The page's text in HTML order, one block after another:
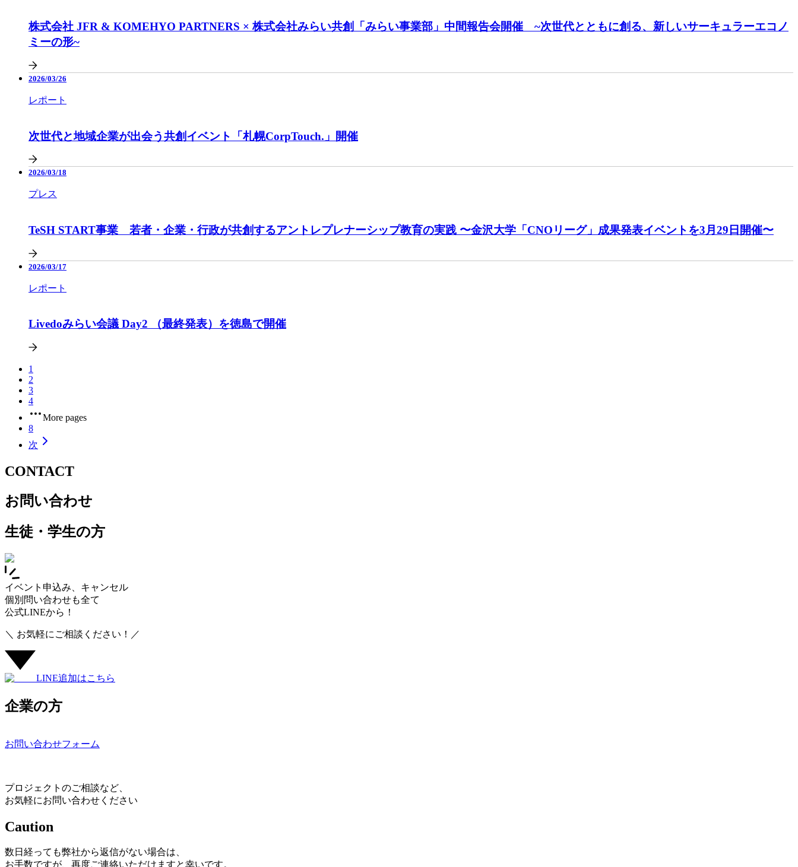
株式会社 JFR & KOMEHYO PARTNERS × 株式会社みらい共創「みらい事業部」中間報告会開催 ~次世代とともに創る、新しいサーキュラーエコノ
ミーの形~
2026/03/26
レポート
次世代と地域企業が出会う共創イベント「札幌CorpTouch.」開催
2026/03/18
プレス
TeSH START事業 若者・企業・行政が共創するアントレプレナーシップ教育の実践 〜金沢大学「CNOリーグ」成果発表イベントを3月29日開催〜
2026/03/17
レポート
Livedoみらい会議 Day2 （最終発表）を徳島で開催
1
2
3
4
More pages
8
次
CONTACT
お問い合わせ
生徒・学生の方
イベント申込み、キャンセル
個別問い合わせも全て
公式LINEから！
＼ お気軽にご相談ください！／
LINE追加はこちら
企業の方
お問い合わせフォーム
プロジェクトのご相談など、
お気軽にお問い合わせください
Caution
数日経っても弊社から返信がない場合は、
お手数ですが、再度ご連絡いただけますと幸いです。